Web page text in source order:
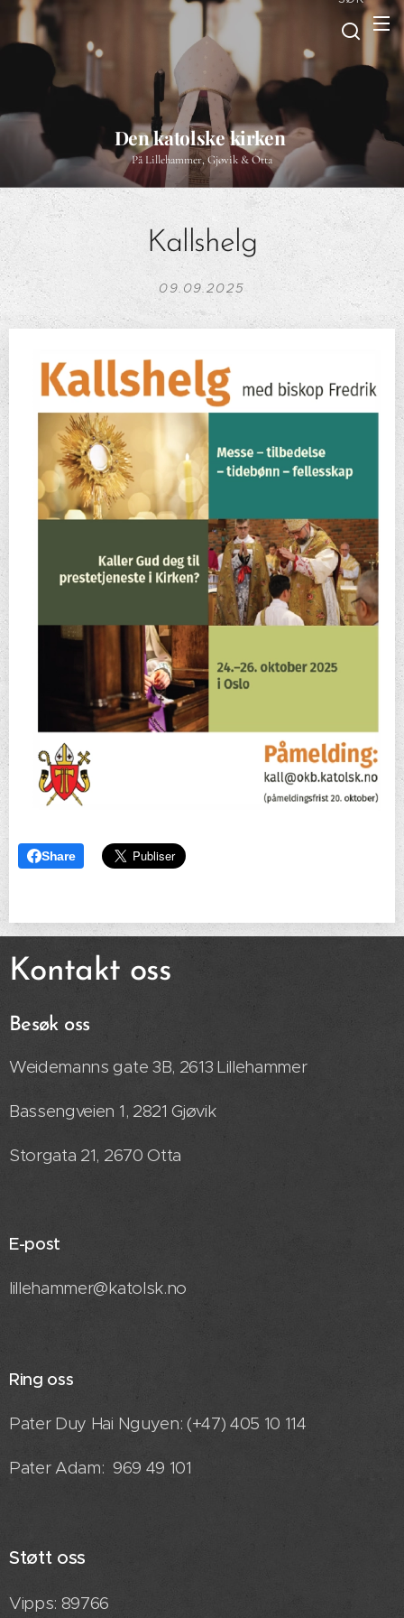
Den katolske kirken
På Lillehammer, Gjøvik & Otta
Kallshelg
09.09.2025
Share
Kontakt oss
Besøk oss
Weidemanns gate 3B, 2613 Lillehammer
Bassengveien 1, 2821 Gjøvik
Storgata 21, 2670 Otta
E-post
lillehammer@katolsk.no
Ring oss
Pater Duy Hai Nguyen: (+47) 405 10 114
Pater Adam: 969 49 101
Støtt oss
Vipps: 89766